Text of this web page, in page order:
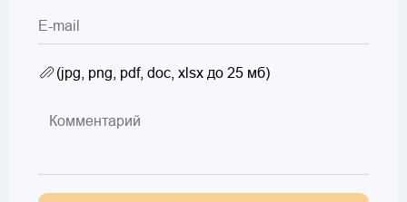
(jpg, png, pdf, doc, xlsx до 25 мб)